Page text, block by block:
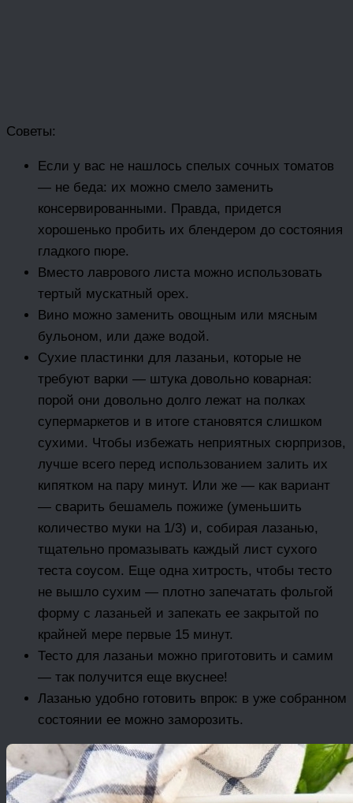
Советы:
Если у вас не нашлось спелых сочных томатов
— не беда: их можно смело заменить
консервированными. Правда, придется
хорошенько пробить их блендером до состояния
гладкого пюре.
Вместо лаврового листа можно использовать
тертый мускатный орех.
Вино можно заменить овощным или мясным
бульоном, или даже водой.
Сухие пластинки для лазаньи, которые не
требуют варки — штука довольно коварная:
порой они довольно долго лежат на полках
супермаркетов и в итоге становятся слишком
сухими. Чтобы избежать неприятных сюрпризов,
лучше всего перед использованием залить их
кипятком на пару минут. Или же — как вариант
— сварить бешамель пожиже (уменьшить
количество муки на 1/3) и, собирая лазанью,
тщательно промазывать каждый лист сухого
теста соусом. Еще одна хитрость, чтобы тесто
не вышло сухим — плотно запечатать фольгой
форму с лазаньей и запекать ее закрытой по
крайней мере первые 15 минут.
Тесто для лазаньи можно приготовить и самим
— так получится еще вкуснее!
Лазанью удобно готовить впрок: в уже собранном
состоянии ее можно заморозить.